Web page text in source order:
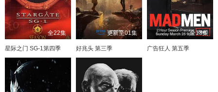
全22集
星际之门 SG-1第四季
更新至01集
好兆头 第三季
全13集
广告狂人 第五季